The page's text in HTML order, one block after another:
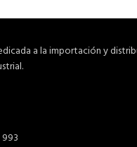
a la importación y